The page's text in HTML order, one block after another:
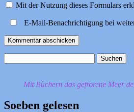
Mit der Nutzung dieses Formulars
E-Mail-Benachrichtigung bei
nach:
Mit Büchern das gefrorene Meer
Soeben gelesen